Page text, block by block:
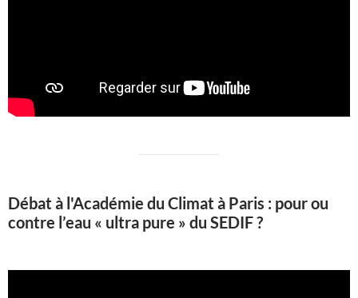
Débat à l'Académie du Climat à Paris : pour ou
contre l’eau « ultra pure » du SEDIF ?